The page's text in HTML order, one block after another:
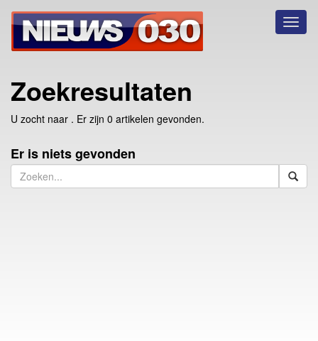
Zoekresultaten
U zocht naar . Er zijn 0 artikelen gevonden.
Er is niets gevonden